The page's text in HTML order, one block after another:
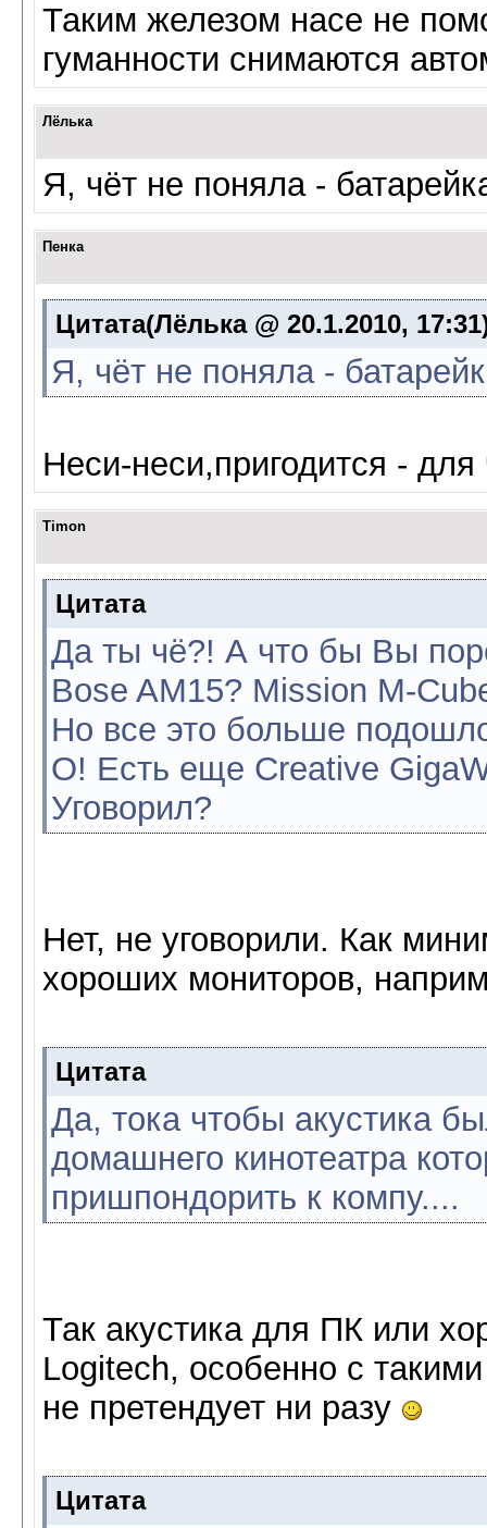
Таким железом насе не
гуманности снимаются
Лёлька
Я, чёт не поняла -
Пенка
Цитата(Лёлька @ 20.1.2010,
Я, чёт не поняла -
Неси-неси,пригодится -
Timon
Цитата
Да ты чё?! А что бы Вы
Bose AM15? Mission M-
Но все это больше
О! Есть еще Creative
Уговорил?
Нет, не уговорили. Как
хороших мониторов,
Цитата
Да, тока чтобы акустика
домашнего кинотеатра
пришпондорить к компу....
Так акустика для ПК или
Logitech, особенно с
не претендует ни разу
Цитата